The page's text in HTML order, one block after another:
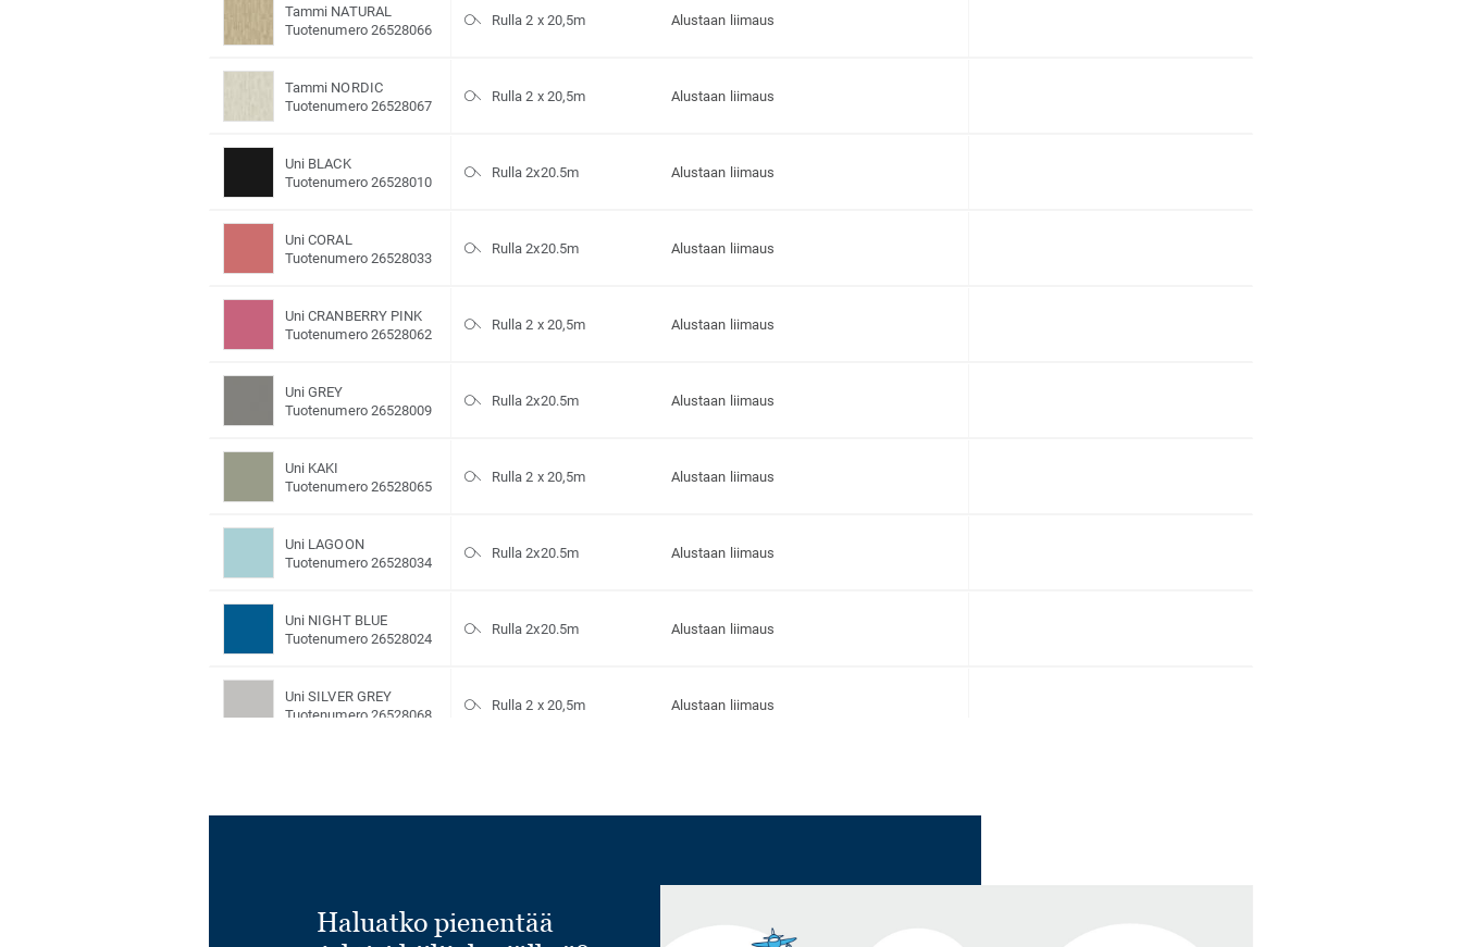
Tammi NATURAL
Tuotenumero 26528066
Rulla 2 x 20,5m Alustaan liimaus
Tammi NORDIC
Tuotenumero 26528067
Rulla 2 x 20,5m Alustaan liimaus
Uni BLACK
Tuotenumero 26528010
Rulla 2x20.5m Alustaan liimaus
Uni CORAL
Tuotenumero 26528033
Rulla 2x20.5m Alustaan liimaus
Uni CRANBERRY PINK
Tuotenumero 26528062
Rulla 2 x 20,5m Alustaan liimaus
Uni GREY
Tuotenumero 26528009
Rulla 2x20.5m Alustaan liimaus
Uni KAKI
Tuotenumero 26528065
Rulla 2 x 20,5m Alustaan liimaus
Uni LAGOON
Tuotenumero 26528034
Rulla 2x20.5m Alustaan liimaus
Uni NIGHT BLUE
Tuotenumero 26528024
Rulla 2x20.5m Alustaan liimaus
Uni SILVER GREY
Tuotenumero 26528068
Rulla 2 x 20,5m Alustaan liimaus
Uni TONIC BLUE
Tuotenumero 26528069
Rulla 2 x 20,5m Alustaan liimaus
Haluatko pienentää